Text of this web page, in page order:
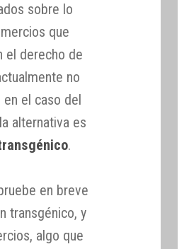
sobre lo
que
el derecho de
no
el caso del
alternativa es
.
en breve
transgénico, y
algo que